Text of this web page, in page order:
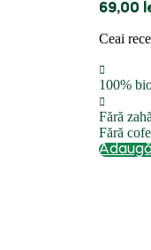
69,00
Ceai
100%
Fără
Fără